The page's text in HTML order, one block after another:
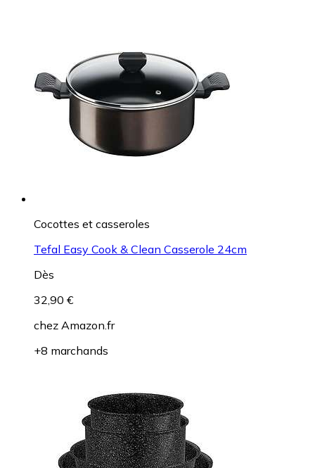
Cocottes et casseroles
Tefal Easy Cook & Clean Casserole 24cm
Dès
32,90 €
chez Amazon.fr
+8 marchands